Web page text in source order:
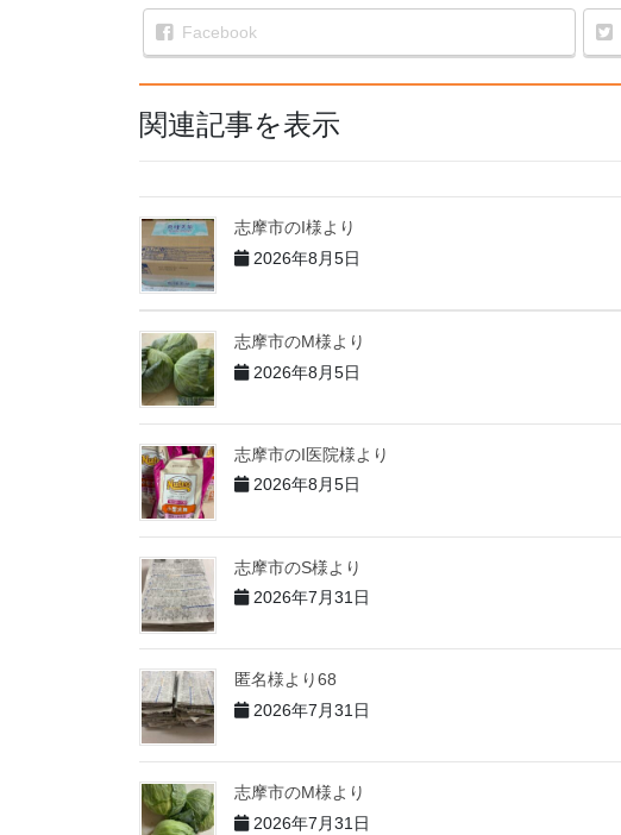
Facebook
関連記事を表示
志摩市のI様より
2026年8月5日
志摩市のM様より
2026年8月5日
志摩市のI医院様より
2026年8月5日
志摩市のS様より
2026年7月31日
匿名様より68
2026年7月31日
志摩市のM様より
2026年7月31日